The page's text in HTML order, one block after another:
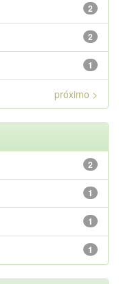
2
2
1
próximo >
2
1
1
1